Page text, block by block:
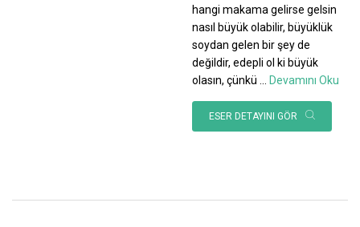
hangi makama gelirse gelsin
nasıl büyük olabilir, büyüklük
soydan gelen bir şey de
değildir, edepli ol ki büyük
olasın, çünkü ... Devamını Oku
ESER DETAYINI GÖR